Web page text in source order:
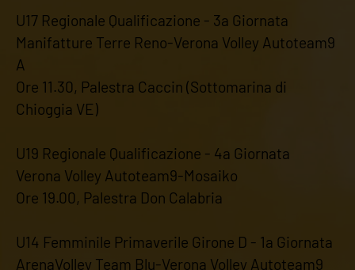
U17 Regionale Qualificazione - 3a Giornata
Manifatture Terre Reno-Verona Volley Autoteam9
A
Ore 11.30, Palestra Caccin (Sottomarina di
Chioggia VE)
U19 Regionale Qualificazione - 4a Giornata
Verona Volley Autoteam9-Mosaiko
Ore 19.00, Palestra Don Calabria
U14 Femminile Primaverile Girone D - 1a Giornata
ArenaVolley Team Blu-Verona Volley Autoteam9